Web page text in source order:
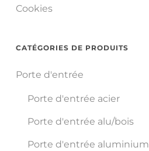
Cookies
CATÉGORIES DE PRODUITS
Porte d'entrée
Porte d'entrée acier
Porte d'entrée alu/bois
Porte d'entrée aluminium